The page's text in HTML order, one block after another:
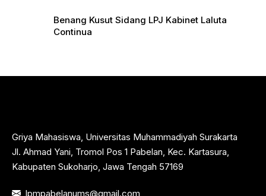
Benang Kusut Sidang LPJ Kabinet Laluta
Continua
Griya Mahasiswa, Universitas Muhammadiyah Surakarta
Jl. Ahmad Yani, Tromol Pos 1 Pabelan, Kec. Kartasura,
Kabupaten Sukoharjo, Jawa Tengah 57169
lpmpabelanums@gmail.com